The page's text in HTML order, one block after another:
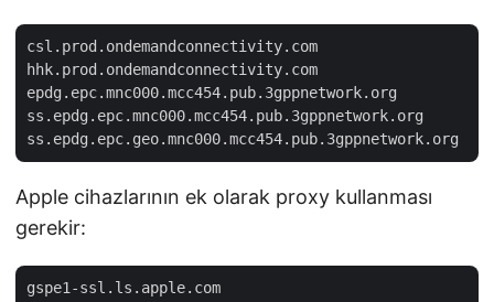
csl.prod.ondemandconnectivity.com
hhk.prod.ondemandconnectivity.com
epdg.epc.mnc000.mcc454.pub.3gppnetwork.org
ss.epdg.epc.mnc000.mcc454.pub.3gppnetwork.org
Apple cihazlarının ek olarak proxy kullanması
gerekir: